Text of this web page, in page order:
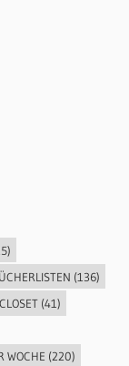
(136)
(41)
WOCHE (220)